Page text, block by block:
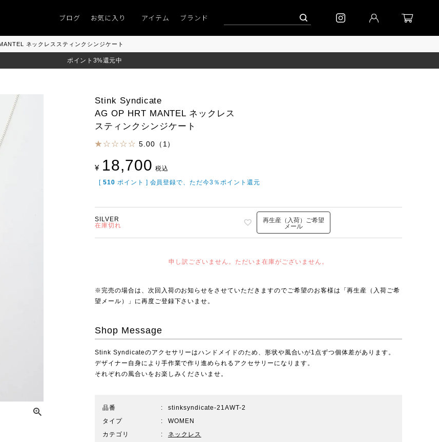
」 「キレイなニット」 ポイント9％「マンスリーポイントキャンペーン」 到着｜2026AW「シフォンニット」 到着｜2026AW「マガジン」
ブログ お気に入り アイテム ブランド
ネックレススティンクシンジケート
ポイント3%還元中
Stink Syndicate
AG OP HRT MANTEL ネックレス
スティンクシンジケート
5.00（1）
¥ 18,700 税込
[ 510 ポイント ] 会員登録で、ただ今3％ポイント還元
SILVER
在庫切れ
再生産（入荷）ご希望
メール
申し訳ございません。ただいま在庫がございません。
※完売の場合は、次回入荷のお知らせをさせていただきますのでご希望のお客様は「再生産（入荷ご希
望メール）」に再度ご登録下さいませ。
Shop Message
Stink Syndicateのアクセサリーはハンドメイドのため、形状や風合いが1点ずつ個体差があります。
デザイナー自身により手作業で作り進められるアクセサリーになります。
それぞれの風合いをお楽しみくださいませ。
品番
stinksyndicate-21AWT-2
タイプ
WOMEN
カテゴリ
ネックレス